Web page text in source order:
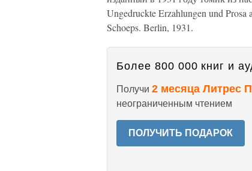
Ungedruckte Erzahlungen und
Schoeps. Berlin, 1931.
Более 800 000 книг и
Получи 2 месяца Литрес
неограниченным чтением
ПОЛУЧИТЬ ПОДАРОК